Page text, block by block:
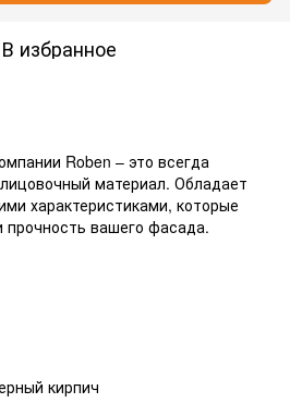
В избранное
Roben – это всегда
материал. Обладает
характеристиками, которые
прочность вашего фасада.
кирпич